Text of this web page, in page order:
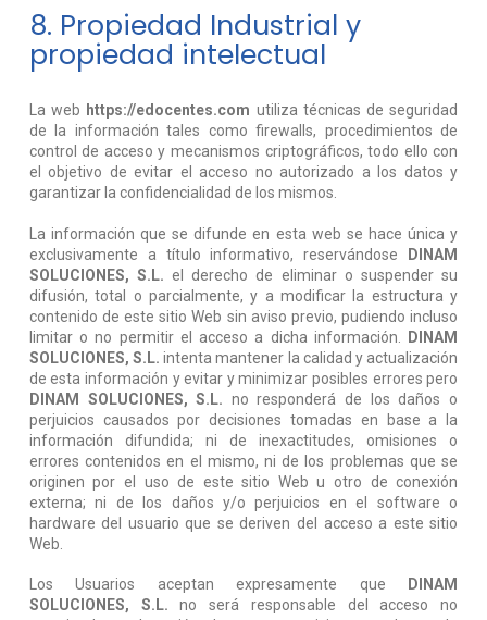
8. Propiedad Industrial y
propiedad intelectual
La web https://edocentes.com utiliza técnicas de seguridad
de la información tales como firewalls, procedimientos de
control de acceso y mecanismos criptográficos, todo ello con
el objetivo de evitar el acceso no autorizado a los datos y
garantizar la confidencialidad de los mismos.
La información que se difunde en esta web se hace única y
exclusivamente a título informativo, reservándose DINAM
SOLUCIONES, S.L. el derecho de eliminar o suspender su
difusión, total o parcialmente, y a modificar la estructura y
contenido de este sitio Web sin aviso previo, pudiendo incluso
limitar o no permitir el acceso a dicha información. DINAM
SOLUCIONES, S.L. intenta mantener la calidad y actualización
de esta información y evitar y minimizar posibles errores pero
DINAM SOLUCIONES, S.L. no responderá de los daños o
perjuicios causados por decisiones tomadas en base a la
información difundida; ni de inexactitudes, omisiones o
errores contenidos en el mismo, ni de los problemas que se
originen por el uso de este sitio Web u otro de conexión
externa; ni de los daños y/o perjuicios en el software o
hardware del usuario que se deriven del acceso a este sitio
Web.
Los Usuarios aceptan expresamente que
DINAM
SOLUCIONES, S.L. no será responsable del acceso no